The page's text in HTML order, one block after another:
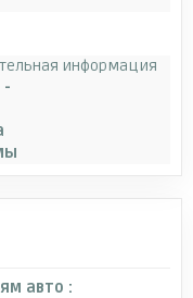
информация
-
авто :